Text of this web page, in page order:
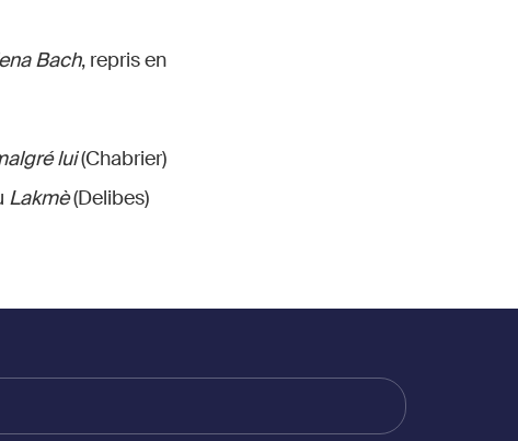
Bach, repris en
lui(Chabrier)
Lakmè(Delibes)